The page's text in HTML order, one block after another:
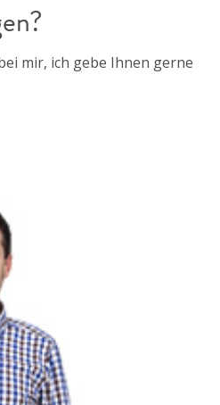
mir, ich gebe Ihnen gerne